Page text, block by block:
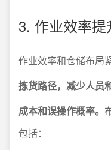
3. 作业效率
作业效率和仓储布局
拣货路径，减少人员
成本和误操作概率。
包括：